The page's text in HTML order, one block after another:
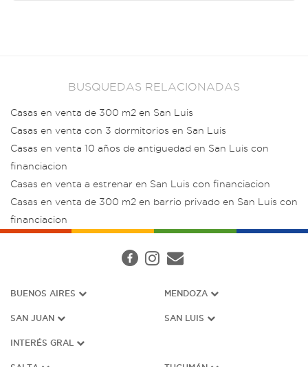
BUSQUEDAS RELACIONADAS
Casas en venta de 300 m2 en San Luis
Casas en venta con 3 dormitorios en San Luis
Casas en venta 10 años de antiguedad en San Luis con
financiacion
Casas en venta a estrenar en San Luis con financiacion
Casas en venta de 300 m2 en barrio privado en San Luis con
financiacion
BUENOS AIRES MENDOZA
SAN JUAN SAN LUIS
INTERÉS GRAL